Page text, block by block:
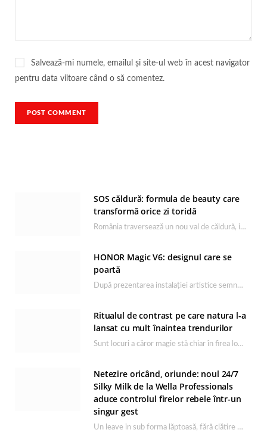
Salvează-mi numele, emailul și site-ul web în acest navigator
pentru data viitoare când o să comentez.
SOS căldură: formula de beauty care
transformă orice zi toridă
România traversează un nou val de căldură, iar rutina de îngrijire capătă un rol esențial…
HONOR Magic V6: designul care se
poartă
După prezentarea instalației artistice semnată de Catrinel Săbăciag în cadrul evenimentului de lansare HONOR Magic…
Ritualul de contrast pe care natura l-a
lansat cu mult înaintea trendurilor
Sunt locuri a căror magie stă chiar în firea lor naturală, iar Lacul Ursu din…
Netezire oricând, oriunde: noul 24/7
Silky Milk de la Wella Professionals
aduce controlul firelor rebele într-un
singur gest
Un leave in sub forma lăptoasă, fără clătire care completează rutina Ultimate Smooth și transformă…